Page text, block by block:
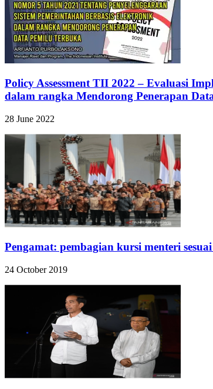
Policy Assessment TII 2022 – Evaluasi
dalam rangka Mendorong Penerapan
28 June 2022
Pengamat: pembagian kursi menteri
24 October 2019